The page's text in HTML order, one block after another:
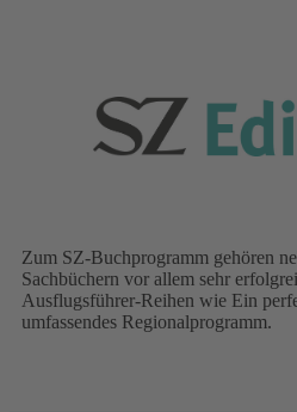
Zum SZ-Buchprogramm gehören
Sachbüchern vor allem sehr
Ausflugsführer-Reihen wie Ein
umfassendes Regionalprogramm.